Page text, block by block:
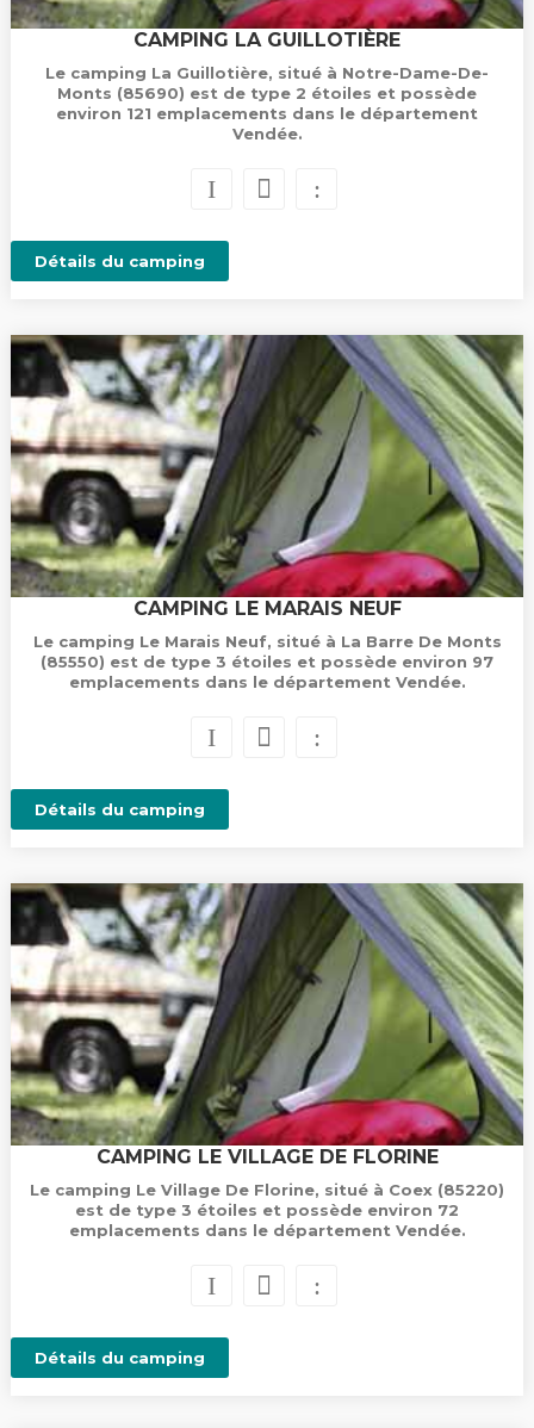
CAMPING LA GUILLOTIÈRE
Le camping La Guillotière, situé à Notre-Dame-De-
Monts (85690) est de type 2 étoiles et possède
environ 121 emplacements dans le département
Vendée.
Détails du camping
CAMPING LE MARAIS NEUF
Le camping Le Marais Neuf, situé à La Barre De Monts
(85550) est de type 3 étoiles et possède environ 97
emplacements dans le département Vendée.
Détails du camping
CAMPING LE VILLAGE DE FLORINE
Le camping Le Village De Florine, situé à Coex (85220)
est de type 3 étoiles et possède environ 72
emplacements dans le département Vendée.
Détails du camping